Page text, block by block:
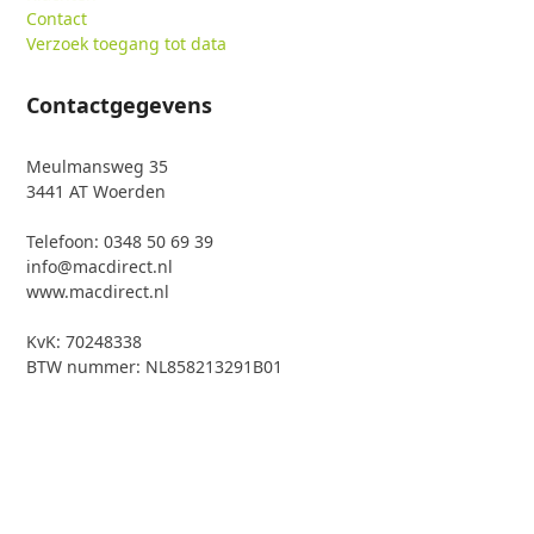
Contact
Verzoek toegang tot data
Contactgegevens
Meulmansweg 35
3441 AT Woerden
Telefoon: 0348 50 69 39
info@macdirect.nl
www.macdirect.nl
KvK: 70248338
BTW nummer: NL858213291B01